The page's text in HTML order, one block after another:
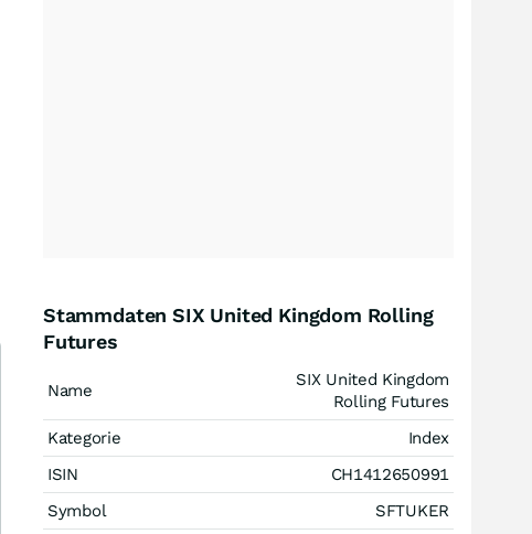
Stammdaten SIX United Kingdom Rolling
Futures
Name
SIX United Kingdom
Rolling Futures
Kategorie
Index
ISIN
CH1412650991
Symbol
SFTUKER